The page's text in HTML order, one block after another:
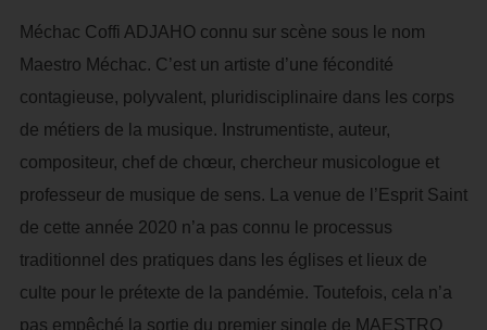
Méchac Coffi ADJAHO connu sur scène sous le nom
Maestro Méchac. C’est un artiste d’une fécondité
contagieuse, polyvalent, pluridisciplinaire dans les corps
de métiers de la musique. Instrumentiste, auteur,
compositeur, chef de chœur, chercheur musicologue et
professeur de musique de sens. La venue de l’Esprit Saint
de cette année 2020 n’a pas connu le processus
traditionnel des pratiques dans les églises et lieux de
culte pour le prétexte de la pandémie. Toutefois, cela n’a
pas empêché la sortie du premier single de MAESTRO